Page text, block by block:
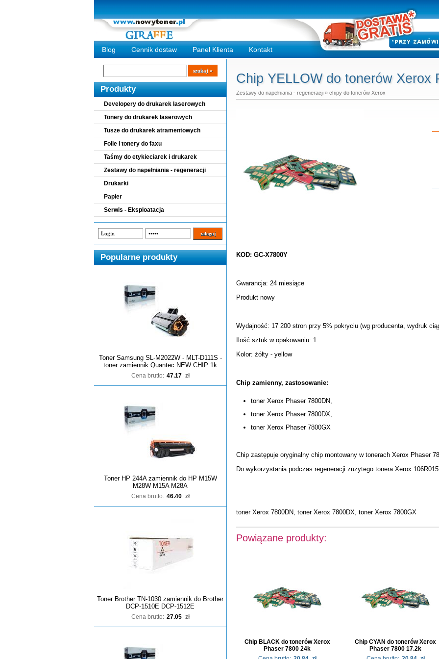
Blog Cennik dostaw Panel Klienta Kontakt
Wyszukiwarka
szukaj
Produkty
Developery do drukarek laserowych
Tonery do drukarek laserowych
Tusze do drukarek atramentowych
Folie i tonery do faxu
Taśmy do etykieciarek i drukarek
Zestawy do napełniania - regeneracji
Drukarki
Papier
Serwis - Eksploatacja
Popularne produkty
Toner Samsung SL-M2022W - MLT-D111S -
toner zamiennik Quantec NEW CHIP 1k
Cena brutto: 47.17 zł
Toner HP 244A zamiennik do HP M15W
M28W M15A M28A
Cena brutto: 46.40 zł
Toner Brother TN-1030 zamiennik do Brother
DCP-1510E DCP-1512E
Cena brutto: 27.05 zł
Chip YELLOW do tonerów Xerox
Zestawy do napełniania - regeneracji » chipy do tonerów Xerox
KOD: GC-X7800Y
Gwarancja: 24 miesiące
Produkt nowy
Wydajność: 17 200 stron przy 5% pokryciu (wg producenta, wydruk
Ilość sztuk w opakowaniu: 1
Kolor: żółty - yellow
Chip zamienny, zastosowanie:
toner Xerox Phaser 7800DN,
toner Xerox Phaser 7800DX,
toner Xerox Phaser 7800GX
Chip zastępuje oryginalny chip montowany w tonerach Xerox Phaser
Do wykorzystania podczas regeneracji zużytego tonera Xerox
toner Xerox 7800DN, toner Xerox 7800DX, toner Xerox 7800GX
Powiązane produkty:
Chip BLACK do tonerów Xerox
Phaser 7800 24k
Chip CYAN do tonerów Xerox
Phaser 7800 17.2k